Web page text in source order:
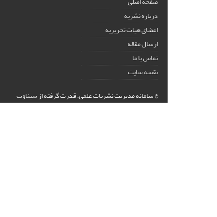
درباره نشریه
اعضای هیات تحریریه
ارسال مقاله
تماس با ما
نقشه سایت
© سامانه مدیریت نشریات علمی.قدرت گرفته ازسیناوب